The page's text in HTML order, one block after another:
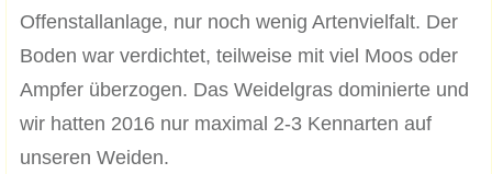
Offenstallanlage, nur noch wenig Artenvielfalt. Der
Boden war verdichtet, teilweise mit viel Moos oder
Ampfer überzogen. Das Weidelgras dominierte und
wir hatten 2016 nur maximal 2-3 Kennarten auf
unseren Weiden.